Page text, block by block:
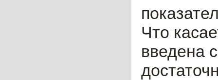
Что
введена